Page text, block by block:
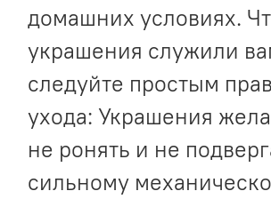
домашних условиях.
украшения служили
следуйте простым
ухода: Украшения
не ронять и не
сильному